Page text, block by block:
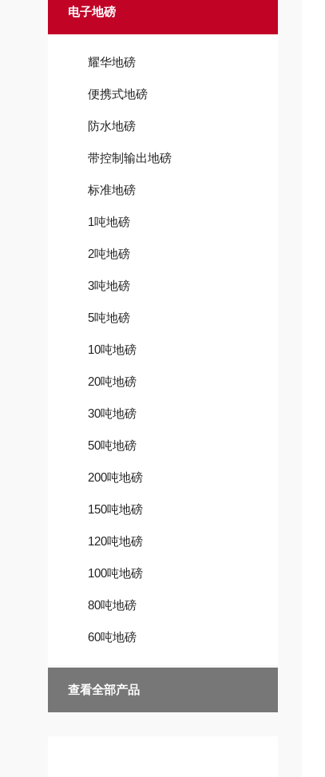
电子地磅
耀华地磅
便携式地磅
防水地磅
带控制输出地磅
标准地磅
1吨地磅
2吨地磅
3吨地磅
5吨地磅
10吨地磅
20吨地磅
30吨地磅
50吨地磅
200吨地磅
150吨地磅
120吨地磅
100吨地磅
80吨地磅
60吨地磅
查看全部产品